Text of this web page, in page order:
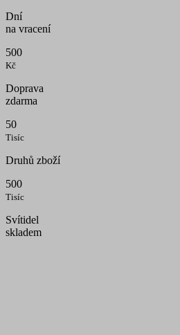
Dní
na vracení
500
Kč
Doprava
zdarma
50
Tisíc
Druhů zboží
500
Tisíc
Svítidel
skladem